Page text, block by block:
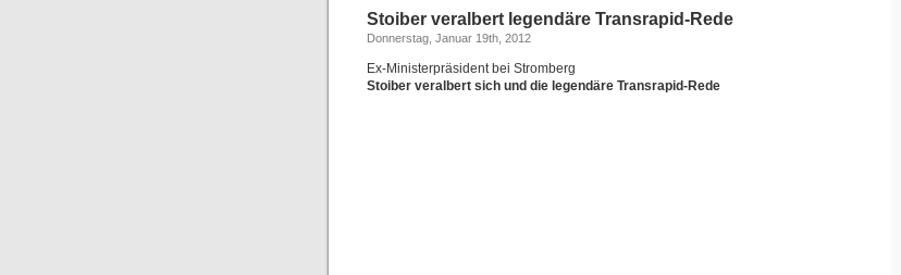
Stoiber veralbert legendäre Transrapid-Rede
Donnerstag, Januar 19th, 2012
Ex-Ministerpräsident bei Stromberg
Stoiber veralbert sich und die legendäre Transrapid-Rede